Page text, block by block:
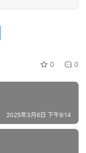
0 0
2025年3月6日 下午9:14